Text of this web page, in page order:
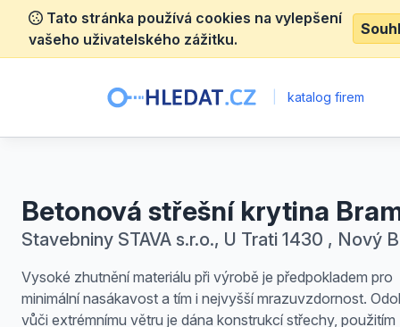
Tato stránka používá cookies na vylepšení
vašeho uživatelského zážitku.
katalog firem
Betonová střešní krytina
Stavebniny STAVA s.r.o., U Trati 1430 , Nový
Vysoké zhutnění materiálu při výrobě je předpokladem pro
minimální nasákavost a tím i nejvyšší mrazuvzdornost.
vůči extrémnímu větru je dána konstrukcí střechy, použitím